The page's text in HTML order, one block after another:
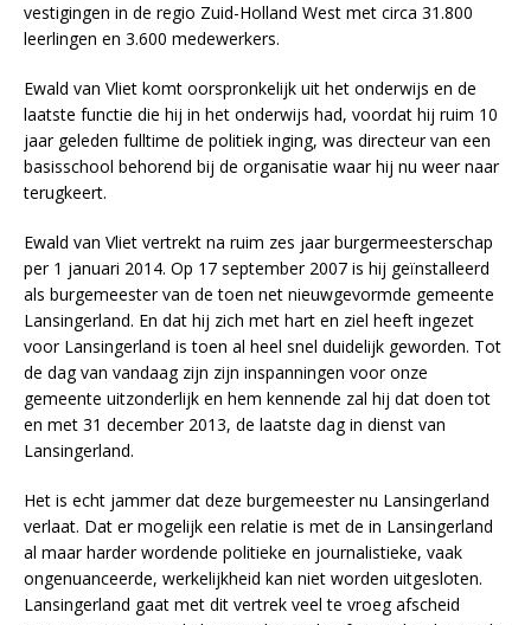
vestigingen in de regio Zuid-Holland West met circa 31.800
leerlingen en 3.600 medewerkers.
Ewald van Vliet komt oorspronkelijk uit het onderwijs en de
laatste functie die hij in het onderwijs had, voordat hij ruim 10
jaar geleden fulltime de politiek inging, was directeur van een
basisschool behorend bij de organisatie waar hij nu weer naar
terugkeert.
Ewald van Vliet vertrekt na ruim zes jaar burgermeesterschap
per 1 januari 2014. Op 17 september 2007 is hij geïnstalleerd
als burgemeester van de toen net nieuwgevormde gemeente
Lansingerland. En dat hij zich met hart en ziel heeft ingezet
voor Lansingerland is toen al heel snel duidelijk geworden. Tot
de dag van vandaag zijn zijn inspanningen voor onze
gemeente uitzonderlijk en hem kennende zal hij dat doen tot
en met 31 december 2013, de laatste dag in dienst van
Lansingerland.
Het is echt jammer dat deze burgemeester nu Lansingerland
verlaat. Dat er mogelijk een relatie is met de in Lansingerland
al maar harder wordende politieke en journalistieke, vaak
ongenuanceerde, werkelijkheid kan niet worden uitgesloten.
Lansingerland gaat met dit vertrek veel te vroeg afscheid